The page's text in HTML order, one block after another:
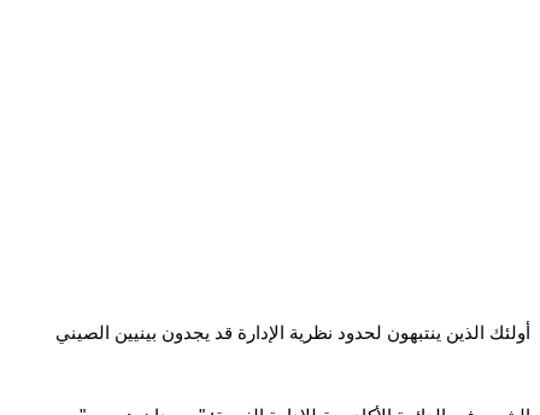
أولئك الذين ينتبهون لحدود نظرية الإدارة قد يجدون بينيين الصيني